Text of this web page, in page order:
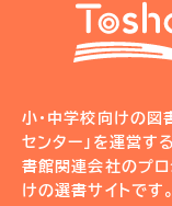
小・中学校向けの図
センター」を運営す
書館関連会社のプロ
けの選書サイトです。